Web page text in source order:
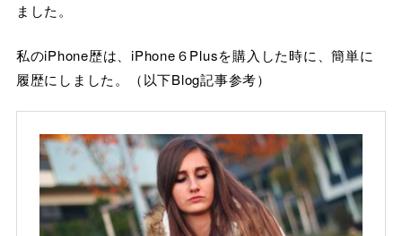
ました。
私のiPhone歴は、iPhone６Plusを購入した時に、簡単に
履歴にしました。（以下Blog記事参考）